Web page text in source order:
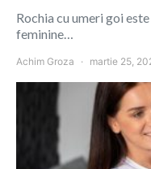
Rochia cu umeri goi
feminine…
Achim Groza martie 25,